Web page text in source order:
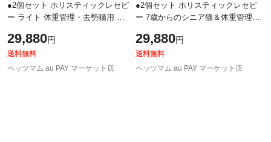
●2個セット ホリスティックレセピ
ー ライト 体重管理・去勢猫用 ブ
29,880円
送料無料
ペッツマム au PAY マーケット店
●2個セット ホリスティックレセピ
ー 7歳からのシニア猫＆体重管理・
リーダーバック 15kg（各1個ず
つ）
29,880円
送料無料
ペッツマム au PAY マーケット店